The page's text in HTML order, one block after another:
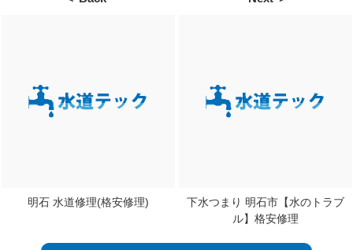
明石 水道修理(格安修理)
下水つまり 明石市【水のトラブ
ル】格安修理